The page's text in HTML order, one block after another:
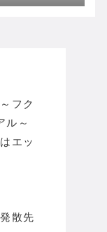
フク
ル～
エッ
散先